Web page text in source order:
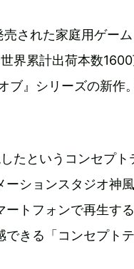
された家庭用ゲーム
界累計出荷本数
ブ』シリーズの新作
たというコンセプト
ションスタジオ神
トフォンで再生す
きる「コンセプト